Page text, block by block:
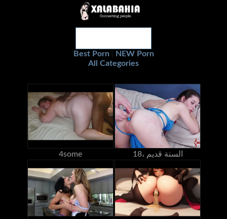
Best Porn
NEW Porn
All Categories
4some 18، السنة قديم